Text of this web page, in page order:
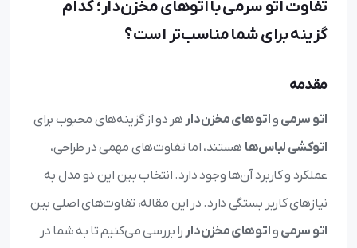
تفاوت اتو سرمی با اتوهای مخزن‌دار؛ کدام
گزینه برای شما مناسب‌تر است؟
مقدمه
اتو سرمی واتوهای مخزن‌دار هر دو از گزینه‌های محبوب برای
اتوکشی لباس‌ها هستند، اما تفاوت‌های مهمی در طراحی،
عملکرد و کاربرد آن‌ها وجود دارد. انتخاب بین این دو مدل به
نیازهای کاربر بستگی دارد. در این مقاله، تفاوت‌های اصلی بین
اتو سرمی واتوهای مخزن‌دار را بررسی می‌کنیم تا به شما در